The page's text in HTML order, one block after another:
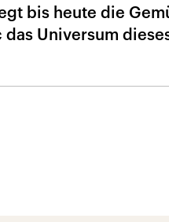
bis heute die
Universum